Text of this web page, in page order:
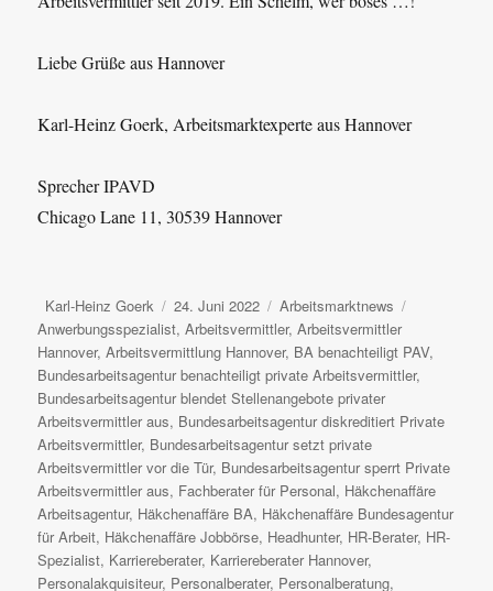
Liebe Grüße aus Hannover
Karl-Heinz Goerk, Arbeitsmarktexperte aus Hannover
Sprecher IPAVD
Chicago Lane 11, 30539 Hannover
Autor
Karl-Heinz Goerk
Veröffentlicht
am
24. Juni 2022 Kategorien
Arbeitsmarktnews
Anwerbungsspezialist,Arbeitsvermittler,Arbeitsvermittler
Hannover,Arbeitsvermittlung Hannover, BA benachteiligt PAV,
Bundesarbeitsagentur benachteiligt private Arbeitsvermittler,
Bundesarbeitsagentur blendet Stellenangebote privater
Arbeitsvermittler aus, Bundesarbeitsagentur diskreditiert Private
Arbeitsvermittler, Bundesarbeitsagentur setzt private
Arbeitsvermittler vor die Tür, Bundesarbeitsagentur sperrt Private
Arbeitsvermittler aus, Fachberater für Personal, Häkchenaffäre
Arbeitsagentur, Häkchenaffäre BA, Häkchenaffäre Bundesagentur
für Arbeit, Häkchenaffäre Jobbörse, Headhunter, HR-Berater, HR-
Spezialist, Karriereberater, Karriereberater Hannover,
Personalakquisiteur, Personalberater, Personalberatung,